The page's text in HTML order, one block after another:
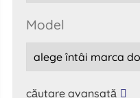
model
căutare avansată